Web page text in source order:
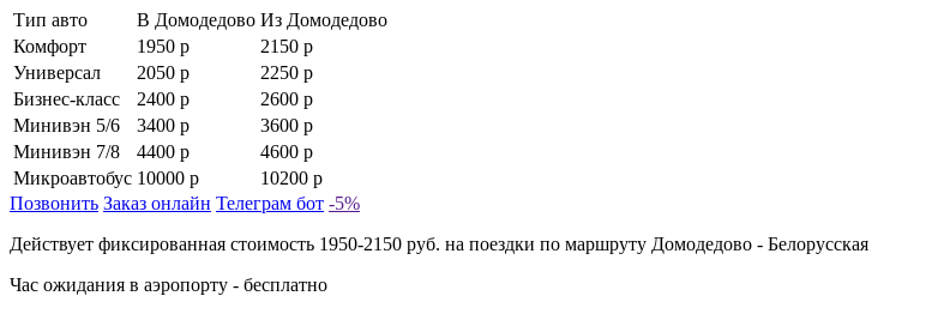
Тип авто В Домодедово Из Домодедово
Комфорт
1950 р
2150 р
Универсал
2050 р
2250 р
Бизнес-класс
2400 р
2600 р
Минивэн 5/6
3400 р
3600 р
Минивэн 7/8
4400 р
4600 р
Микроавтобус 10000 р
10200 р
Позвонить Заказ онлайн Телеграм бот -5%
Действует фиксированная стоимость 1950-2150 руб. на поездки по маршруту Домодедово - Белорусская
Час ожидания в аэропорту - бесплатно